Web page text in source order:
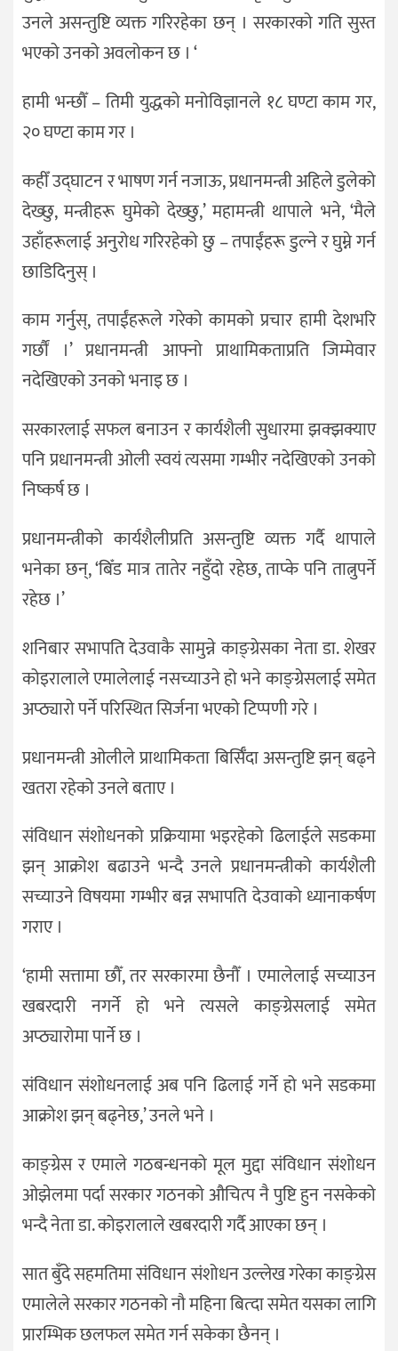
उनले असन्तुष्टि व्यक्त गरिरहेका छन् । सरकारको गति सुस्त
भएको उनको अवलोकन छ । ‘
हामी भन्छौँ – तिमी युद्धको मनोविज्ञानले १८ घण्टा काम गर,
२० घण्टा काम गर ।
कहीँ उद्घाटन र भाषण गर्न नजाऊ, प्रधानमन्त्री अहिले डुलेको
देख्छु, मन्त्रीहरू घुमेको देख्छु,’ महामन्त्री थापाले भने, ‘मैले
उहाँहरूलाई अनुरोध गरिरहेको छु – तपाईंहरू डुल्ने र घुम्ने गर्न
छाडिदिनुस् ।
काम गर्नुस्, तपाईंहरूले गरेको कामको प्रचार हामी देशभरि
गर्छौं ।’ प्रधानमन्त्री आफ्नो प्राथामिकताप्रति जिम्मेवार
नदेखिएको उनको भनाइ छ ।
सरकारलाई सफल बनाउन र कार्यशैली सुधारमा झक्झक्याए
पनि प्रधानमन्त्री ओली स्वयं त्यसमा गम्भीर नदेखिएको उनको
निष्कर्ष छ ।
प्रधानमन्त्रीको कार्यशैलीप्रति असन्तुष्टि व्यक्त गर्दै थापाले
भनेका छन्, ‘बिँड मात्र तातेर नहुँदो रहेछ, ताप्के पनि तात्नुपर्ने
रहेछ ।’
शनिबार सभापति देउवाकै सामुन्ने काङ्ग्रेसका नेता डा. शेखर
कोइरालाले एमालेलाई नसच्याउने हो भने काङ्ग्रेसलाई समेत
अप्ठ्यारो पर्ने परिस्थित सिर्जना भएको टिप्पणी गरे ।
प्रधानमन्त्री ओलीले प्राथामिकता बिर्सिँदा असन्तुष्टि झन् बढ्ने
खतरा रहेको उनले बताए ।
संविधान संशोधनको प्रक्रियामा भइरहेको ढिलाईले सडकमा
झन् आक्रोश बढाउने भन्दै उनले प्रधानमन्त्रीको कार्यशैली
सच्याउने विषयमा गम्भीर बन्न सभापति देउवाको ध्यानाकर्षण
गराए ।
‘हामी सत्तामा छौँ, तर सरकारमा छैनौँ । एमालेलाई सच्याउन
खबरदारी नगर्ने हो भने त्यसले काङ्ग्रेसलाई समेत
अप्ठ्यारोमा पार्ने छ ।
संविधान संशोधनलाई अब पनि ढिलाई गर्ने हो भने सडकमा
आक्रोश झन् बढ्नेछ,’ उनले भने ।
काङ्ग्रेस र एमाले गठबन्धनको मूल मुद्दा संविधान संशोधन
ओझेलमा पर्दा सरकार गठनको औचित्प नै पुष्टि हुन नसकेको
भन्दै नेता डा. कोइरालाले खबरदारी गर्दै आएका छन् ।
सात बुँदे सहमतिमा संविधान संशोधन उल्लेख गरेका काङ्ग्रेस
एमालेले सरकार गठनको नौ महिना बित्दा समेत यसका लागि
प्रारम्भिक छलफल समेत गर्न सकेका छैनन् ।